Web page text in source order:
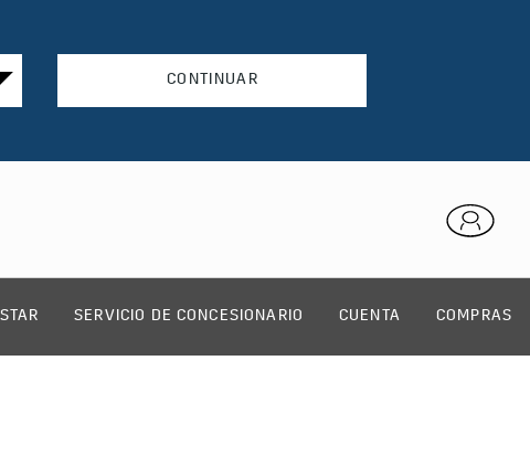
CONTINUAR
SERVICIO DE CONCESIONARIO CUENTA COMPRAS